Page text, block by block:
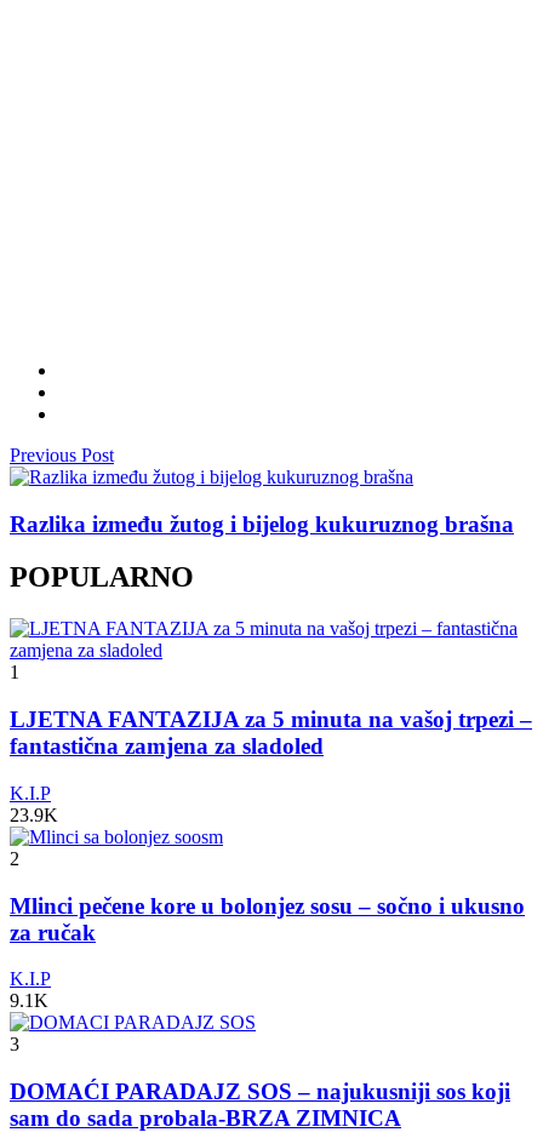
Previous Post
Razlika između žutog i bijelog kukuruznog brašna
POPULARNO
1
LJETNA FANTAZIJA za 5 minuta na vašoj trpezi –
fantastična zamjena za sladoled
K.I.P
23.9K
2
Mlinci pečene kore u bolonjez sosu – sočno i ukusno
za ručak
K.I.P
9.1K
3
DOMAĆI PARADAJZ SOS – najukusniji sos koji
sam do sada probala-BRZA ZIMNICA